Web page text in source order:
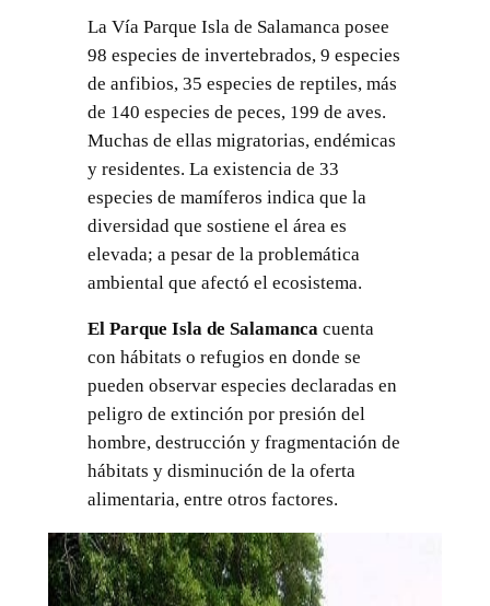
La Vía Parque Isla de Salamanca posee
98 especies de invertebrados, 9 especies
de anfibios, 35 especies de reptiles, más
de 140 especies de peces, 199 de aves.
Muchas de ellas migratorias, endémicas
y residentes. La existencia de 33
especies de mamíferos indica que la
diversidad que sostiene el área es
elevada; a pesar de la problemática
ambiental que afectó el ecosistema.
El Parque Isla de Salamancacuenta
con hábitats o refugios en donde se
pueden observar especies declaradas en
peligro de extinción por presión del
hombre, destrucción y fragmentación de
hábitats y disminución de la oferta
alimentaria, entre otros factores.